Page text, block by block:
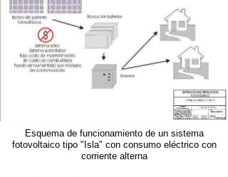
Esquema de funcionamiento de un sistema
fotovoltaico tipo "Isla" con consumo eléctrico con
corriente alterna